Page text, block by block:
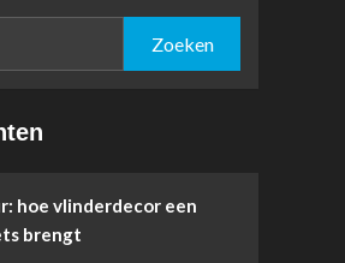
hoe vlinderdecor een
brengt